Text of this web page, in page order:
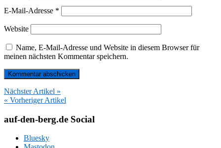
E-Mail-Adresse *
Website
Name, E-Mail-Adresse und Website in diesem Browser für
meinen nächsten Kommentar speichern.
Nächster Artikel »
« Vorheriger Artikel
auf-den-berg.de Social
Bluesky